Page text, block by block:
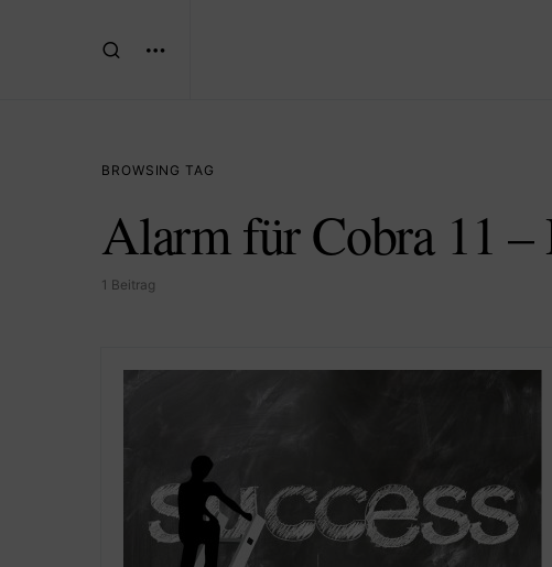
BROWSING TAG
Alarm für Cobra 11
1 Beitrag